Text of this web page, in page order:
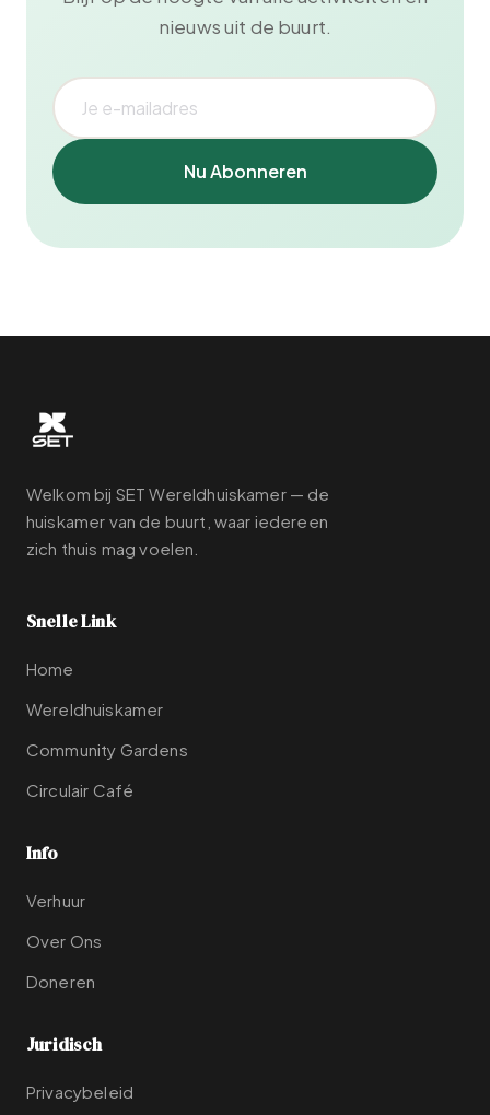
nieuws uit de buurt.
Nu Abonneren
Welkom bij SET Wereldhuiskamer — de
huiskamer van de buurt, waar iedereen
zich thuis mag voelen.
Snelle Link
Home
Wereldhuiskamer
Community Gardens
Circulair Café
Info
Verhuur
Over Ons
Doneren
Juridisch
Privacybeleid